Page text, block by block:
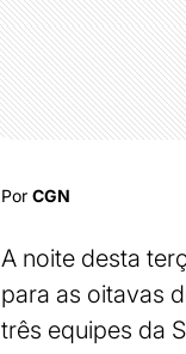
Por CGN
A noite desta
para as oitavas
três equipes da